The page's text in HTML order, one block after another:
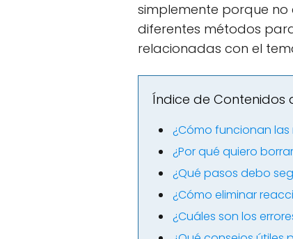
simplemente porque no
diferentes métodos
relacionadas con el
Índice de Contenidos
¿Cómo funcionan
¿Por qué quiero
¿Qué pasos debo
¿Cómo eliminar
¿Cuáles son los